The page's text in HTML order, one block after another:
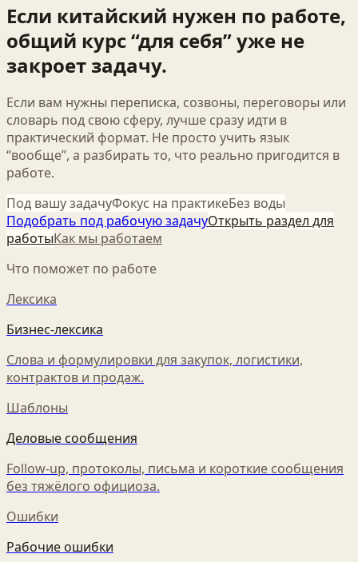
Если китайский нужен по работе,
общий курс “для себя” уже не
закроет задачу.
Если вам нужны переписка, созвоны, переговоры или
словарь под свою сферу, лучше сразу идти в
практический формат. Не просто учить язык
“вообще”, а разбирать то, что реально пригодится в
работе.
Под вашу задачуФокус на практикеБез воды
Подобрать под рабочую задачуОткрыть раздел для
работыКак мы работаем
Что поможет по работе
Лексика
Бизнес-лексика
Слова и формулировки для закупок, логистики,
контрактов и продаж.
Шаблоны
Деловые сообщения
Follow-up, протоколы, письма и короткие сообщения
без тяжёлого официоза.
Ошибки
Рабочие ошибки